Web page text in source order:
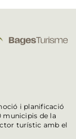
i planificació
municipis de la
turístic amb el